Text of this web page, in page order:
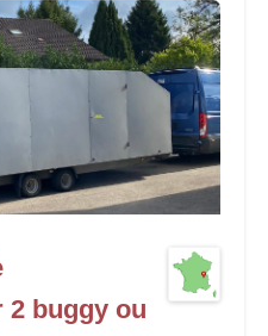
buggy ou